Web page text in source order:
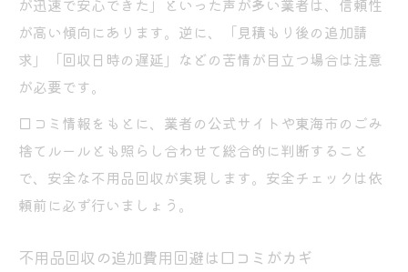
が迅速で安心できた」といった声が多い業者は、信頼性
が高い傾向にあります。逆に、「見積もり後の追加請
求」「回収日時の遅延」などの苦情が目立つ場合は注意
が必要です。
口コミ情報をもとに、業者の公式サイトや東海市のごみ
捨てルールとも照らし合わせて総合的に判断すること
で、安全な不用品回収が実現します。安全チェックは依
頼前に必ず行いましょう。
不用品回収の追加費用回避は口コミがカギ